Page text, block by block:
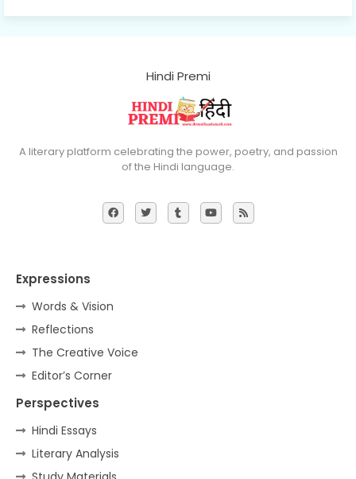
Hindi Premi
A literary platform celebrating the power, poetry, and passion
of the Hindi language.
Expressions
Words & Vision
Reflections
The Creative Voice
Editor’s Corner
Perspectives
Hindi Essays
Literary Analysis